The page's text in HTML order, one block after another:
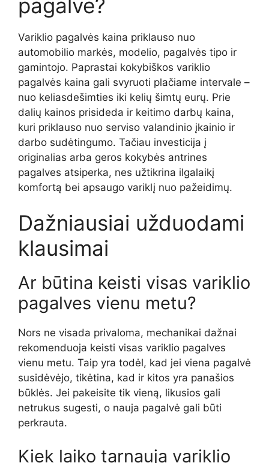
pagalvė?
Variklio pagalvės kaina priklauso nuo
automobilio markės, modelio, pagalvės tipo ir
gamintojo. Paprastai kokybiškos variklio
pagalvės kaina gali svyruoti plačiame intervale –
nuo keliasdešimties iki kelių šimtų eurų. Prie
dalių kainos prisideda ir keitimo darbų kaina,
kuri priklauso nuo serviso valandinio įkainio ir
darbo sudėtingumo. Tačiau investicija į
originalias arba geros kokybės antrines
pagalves atsiperka, nes užtikrina ilgalaikį
komfortą bei apsaugo variklį nuo pažeidimų.
Dažniausiai užduodami
klausimai
Ar būtina keisti visas variklio
pagalves vienu metu?
Nors ne visada privaloma, mechanikai dažnai
rekomenduoja keisti visas variklio pagalves
vienu metu. Taip yra todėl, kad jei viena pagalvė
susidėvėjo, tikėtina, kad ir kitos yra panašios
būklės. Jei pakeisite tik vieną, likusios gali
netrukus sugesti, o nauja pagalvė gali būti
perkrauta.
Kiek laiko tarnauja variklio